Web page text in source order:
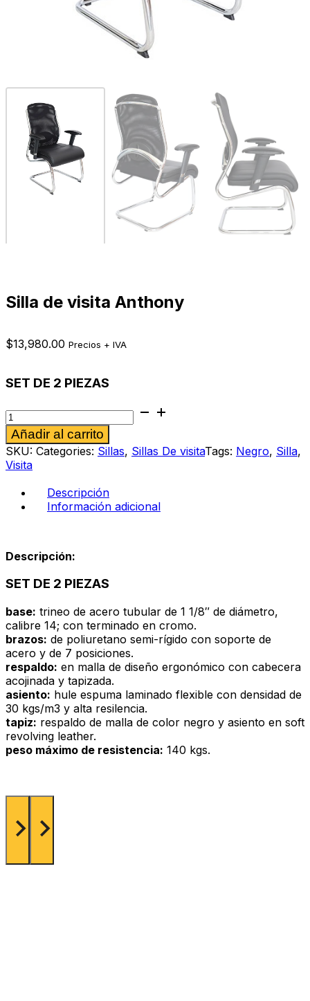
Silla de visita Anthony
$13,980.00 Precios + IVA
SET DE 2 PIEZAS
Silla
de
visita
Anthony
cantidad
Añadir al carrito
SKU: Categories: Sillas, Sillas De visitaTags: Negro, Silla,
Visita
Descripción
Información adicional
Descripción:
SET DE 2 PIEZAS
base: trineo de acero tubular de 1 1/8″ de diámetro,
calibre 14; con terminado en cromo.
brazos: de poliuretano semi-rígido con soporte de
acero y de 7 posiciones.
respaldo: en malla de diseño ergonómico con cabecera
acojinada y tapizada.
asiento: hule espuma laminado flexible con densidad de
30 kgs/m3 y alta resilencia.
tapiz: respaldo de malla de color negro y asiento en soft
revolving leather.
peso máximo de resistencia: 140 kgs.